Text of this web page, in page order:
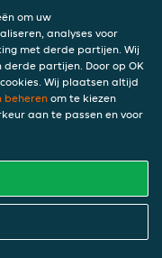
om uw
analyses voor
met derde partijen. Wij
derde partijen. Door op OK
Wij plaatsen altijd
beheren om te kiezen
aan te passen en voor